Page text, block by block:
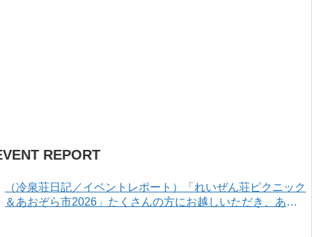
REPORT
（冷泉荘日記／イベントレポート）「れいぜん荘ピクニック
＆あおぞら市2026」たくさんの方にお越しいただき、あり